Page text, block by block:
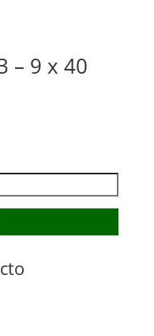
– 9 x 40